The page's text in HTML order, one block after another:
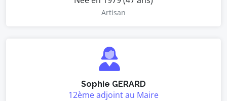
Artisan
Sophie GERARD
12ème adjoint au Maire